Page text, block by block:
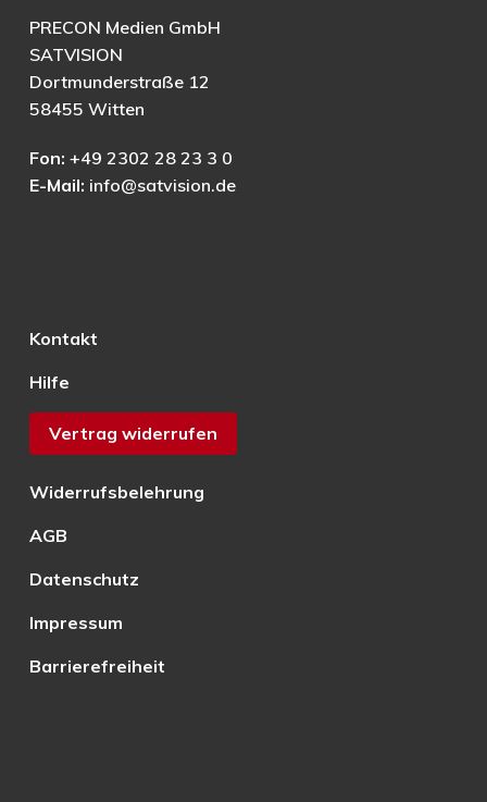
PRECON Medien GmbH
SATVISION
Dortmunderstraße 12
58455 Witten
Fon: +49 2302 28 23 3 0
E-Mail: info@satvision.de
Kontakt
Hilfe
Vertrag widerrufen
Widerrufsbelehrung
AGB
Datenschutz
Impressum
Barrierefreiheit